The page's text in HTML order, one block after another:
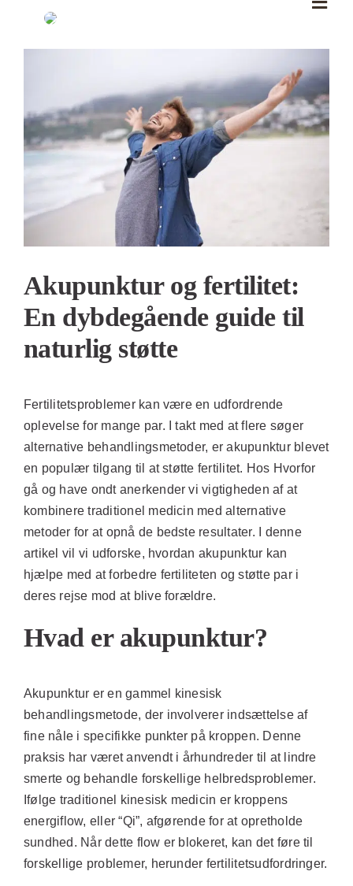
content
Akupunktur og fertilitet:
En dybdegående guide til
naturlig støtte
Fertilitetsproblemer kan være en udfordrende
oplevelse for mange par. I takt med at flere søger
alternative behandlingsmetoder, er akupunktur blevet
en populær tilgang til at støtte fertilitet. Hos Hvorfor
gå og have ondt anerkender vi vigtigheden af at
kombinere traditionel medicin med alternative
metoder for at opnå de bedste resultater. I denne
artikel vil vi udforske, hvordan akupunktur kan
hjælpe med at forbedre fertiliteten og støtte par i
deres rejse mod at blive forældre.
Hvad er akupunktur?
Akupunktur er en gammel kinesisk
behandlingsmetode, der involverer indsættelse af
fine nåle i specifikke punkter på kroppen. Denne
praksis har været anvendt i århundreder til at lindre
smerte og behandle forskellige helbredsproblemer.
Ifølge traditionel kinesisk medicin er kroppens
energiflow, eller “Qi”, afgørende for at opretholde
sundhed. Når dette flow er blokeret, kan det føre til
forskellige problemer, herunder fertilitetsudfordringer.